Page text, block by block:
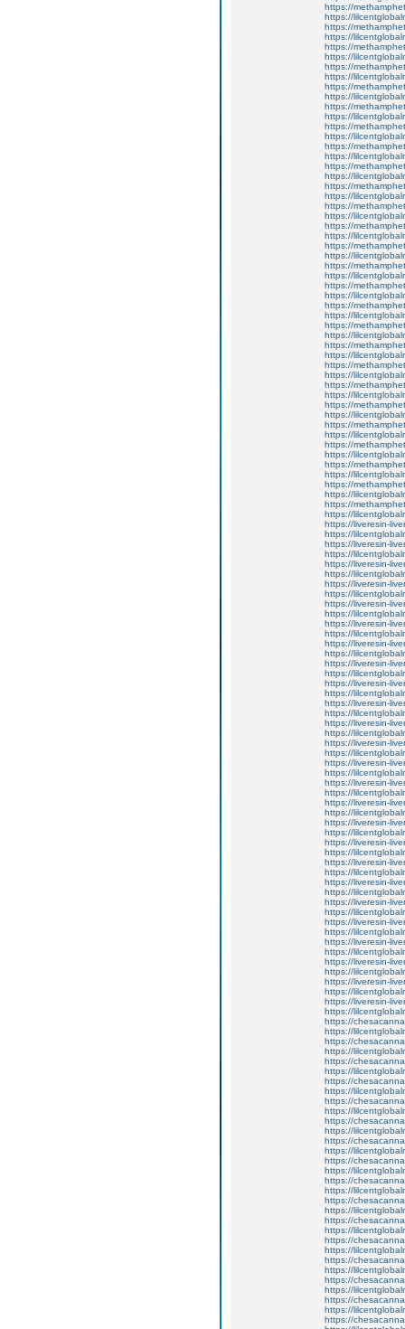
https://
https://
https://
https://
https://
https://
https://
https://
https://
https://
https://
https://
https://
https://
https://
https://
https://
https://
https://
https://
https://
https://
https://
https://
https://
https://
https://
https://
https://
https://
https://
https://
https://
https://
https://
https://
https://
https://
https://
https://
https://
https://
https://
https://
https://
https://
https://
https://
https://
https://
https://
https://
https://liveresin-
https://
https://liveresin-
https://
https://liveresin-
https://
https://liveresin-
https://
https://liveresin-
https://
https://liveresin-
https://
https://liveresin-
https://
https://liveresin-
https://
https://liveresin-
https://
https://liveresin-
https://
https://liveresin-
https://
https://liveresin-
https://
https://liveresin-
https://
https://liveresin-
https://
https://liveresin-
https://
https://liveresin-
https://
https://liveresin-
https://
https://liveresin-
https://
https://liveresin-
https://
https://liveresin-
https://
https://liveresin-
https://
https://liveresin-
https://
https://liveresin-
https://
https://liveresin-
https://
https://liveresin-
https://
https://
https://
https://
https://
https://
https://
https://
https://
https://
https://
https://
https://
https://
https://
https://
https://
https://
https://
https://
https://
https://
https://
https://
https://
https://
https://
https://
https://
https://
https://
https://